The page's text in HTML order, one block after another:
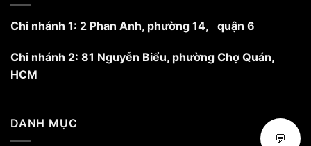
Chi nhánh 1: 2 Phan Anh, phường 14, quận 6
Chi nhánh 2: 81 Nguyễn Biểu, phường Chợ Quán,
HCM
DANH MỤC
💬